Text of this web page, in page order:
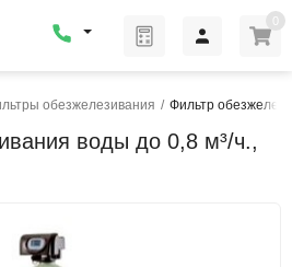
0
обезжелезивания / Фильтр
воды до 0,8 м³/ч.,